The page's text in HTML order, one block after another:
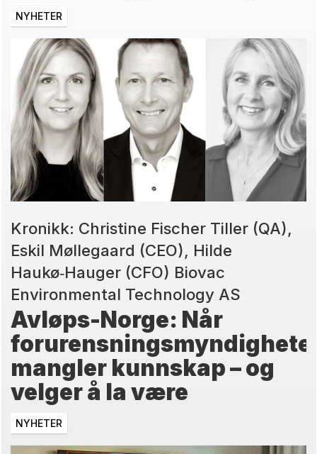
NYHETER
Kronikk: Christine Fischer Tiller (QA),
Eskil Møllegaard (CEO), Hilde
Haukø‑Hauger (CFO) Biovac
Environmental Technology AS
Avløps-Norge: Når
mangler kunnskap – og
velger å la være
NYHETER